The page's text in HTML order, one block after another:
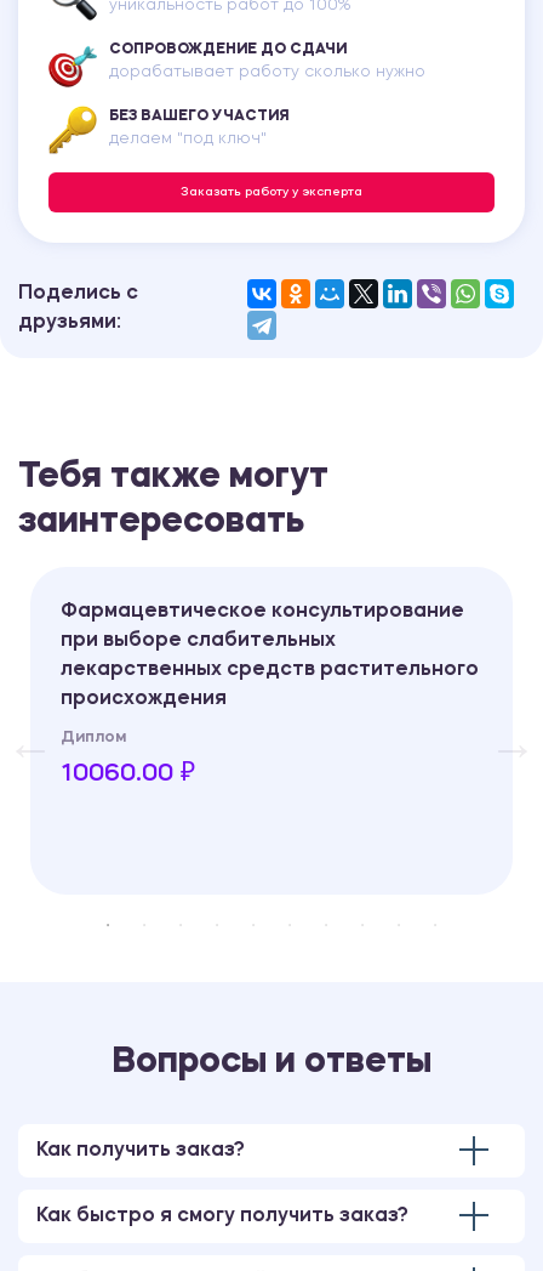
уникальность работ до 100%
СОПРОВОЖДЕНИЕ ДО СДАЧИ
дорабатывает работу сколько нужно
БЕЗ ВАШЕГО УЧАСТИЯ
делаем "под ключ"
Заказать работу у эксперта
Поделись с
друзьями:
Тебя также могут
заинтересовать
Фармацевтическое консультирование
при выборе слабительных
лекарственных средств растительного
происхождения
Диплом
10060.00 ₽
Вопросы и ответы
Как получить заказ?
Как быстро я смогу получить заказ?